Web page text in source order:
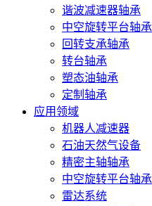
谐波减速器轴承
中空旋转平台轴承
回转支承轴承
转台轴承
塑态油轴承
定制轴承
应用领域
机器人减速器
石油天然气设备
精密主轴轴承
中空旋转平台轴承
雷达系统